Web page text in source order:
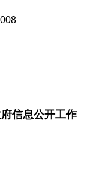
信息公开工作